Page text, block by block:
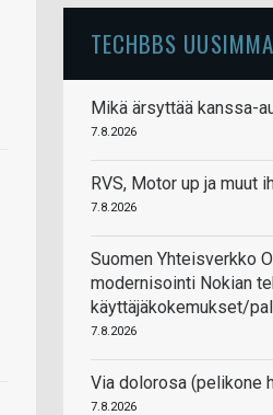
TECHBBS
Mikä ärsyttää kanssa-
7.8.2026
RVS, Motor up ja muut
7.8.2026
Suomen Yhteisverkko
modernisointi Nokian
käyttäjäkokemukset/
7.8.2026
Via dolorosa (pelikone
7.8.2026